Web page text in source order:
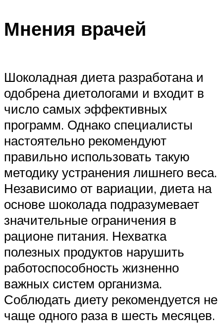
Мнения врачей
Шоколадная диета разработана и
одобрена диетологами и входит в
число самых эффективных
программ. Однако специалисты
настоятельно рекомендуют
правильно использовать такую
методику устранения лишнего веса.
Независимо от вариации, диета на
основе шоколада подразумевает
значительные ограничения в
рационе питания. Нехватка
полезных продуктов нарушить
работоспособность жизненно
важных систем организма.
Соблюдать диету рекомендуется не
чаще одного раза в шесть месяцев.